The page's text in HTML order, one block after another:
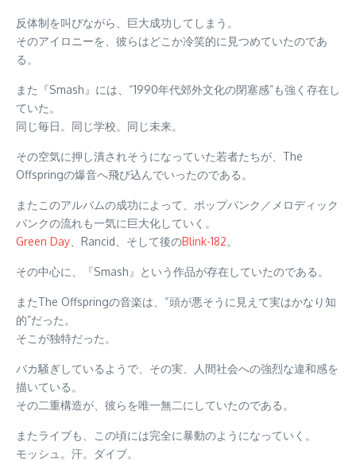
反体制を叫びながら、巨大成功してしまう。
そのアイロニーを、彼らはどこか冷笑的に見つめていたのであ
る。
また『Smash』には、“1990年代郊外文化の閉塞感”も強く存在し
ていた。
同じ毎日。同じ学校。同じ未来。
その空気に押し潰されそうになっていた若者たちが、The
Offspringの爆音へ飛び込んでいったのである。
またこのアルバムの成功によって、ポップパンク／メロディック
パンクの流れも一気に巨大化していく。
Green Day 、Rancid、そして後のBlink-182。
その中心に、『Smash』という作品が存在していたのである。
またThe Offspringの音楽は、“頭が悪そうに見えて実はかなり知
的”だった。
そこが独特だった。
バカ騒ぎしているようで、その実、人間社会への強烈な違和感を
描いている。
その二重構造が、彼らを唯一無二にしていたのである。
またライブも、この頃には完全に暴動のようになっていく。
モッシュ。汗。ダイブ。